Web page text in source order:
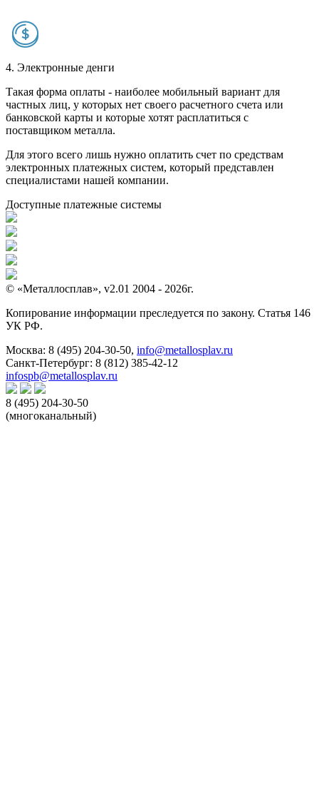
4. Электронные денги
Такая форма оплаты - наиболее мобильный вариант для
частных лиц, у которых нет своего расчетного счета или
банковской карты и которые хотят расплатиться с
поставщиком металла.
Для этого всего лишь нужно оплатить счет по средствам
электронных платежных систем, который представлен
специалистами нашей компании.
Доступные платежные системы
© «Металлосплав», v2.01 2004 - 2026г.
Копирование информации преследуется по закону. Статья 146
УК РФ.
Москва: 8 (495) 204-30-50, info@metallosplav.ru
Санкт-Петербург: 8 (812) 385-42-12
infospb@metallosplav.ru
8 (495) 204-30-50
(многоканальный)